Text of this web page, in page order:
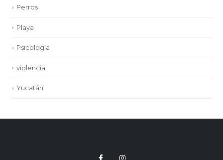
Perros
Playa
Psicología
violencia
Yucatán